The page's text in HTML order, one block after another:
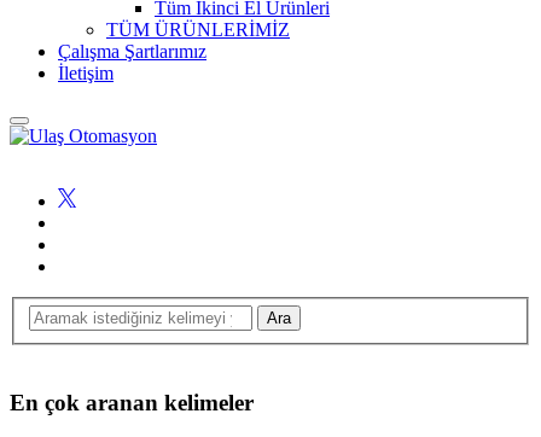
Tüm İkinci El Ürünleri
TÜM ÜRÜNLERİMİZ
Çalışma Şartlarımız
İletişim
En çok aranan kelimeler